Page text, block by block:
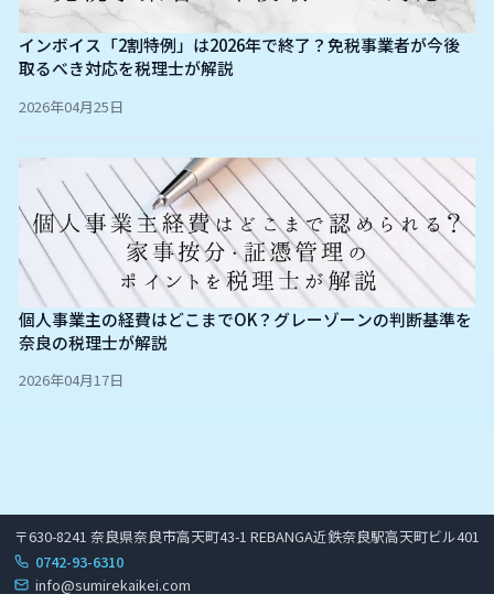
インボイス「2割特例」は2026年で終了？免税事業者が今後
取るべき対応を税理士が解説
2026年04月25日
個人事業主の経費はどこまでOK？グレーゾーンの判断基準を
奈良の税理士が解説
2026年04月17日
〒630-8241 奈良県奈良市高天町43-1 REBANGA近鉄奈良駅高天町ビル401
0742-93-6310
info@sumirekaikei.com